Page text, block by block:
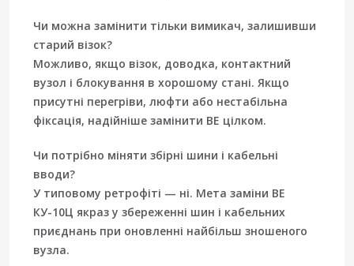
Чи можна замінити тільки вимикач, залишивши
старий візок?
Можливо, якщо візок, доводка, контактний
вузол і блокування в хорошому стані. Якщо
присутні перегріви, люфти або нестабільна
фіксація, надійніше замінити ВЕ цілком.
Чи потрібно міняти збірні шини і кабельні
вводи?
У типовому ретрофіті — ні. Мета заміни ВЕ
КУ-10Ц якраз у збереженні шин і кабельних
приєднань при оновленні найбільш зношеного
вузла.